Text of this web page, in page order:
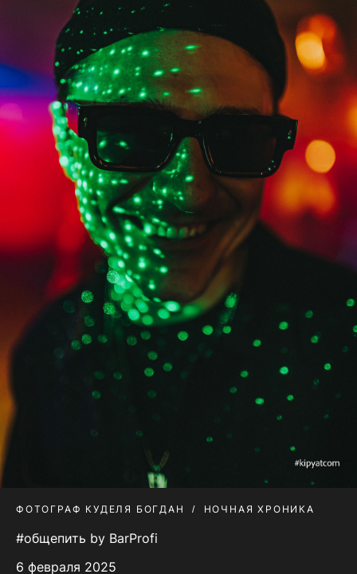
ФОТОГРАФ КУДЕЛЯ БОГДАН НОЧНАЯ ХРОНИКА
#общепить by BarProfi
6 февраля 2025